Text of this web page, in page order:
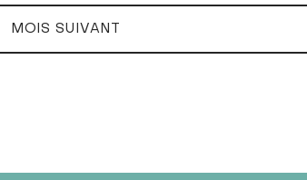
MOIS SUIVANT